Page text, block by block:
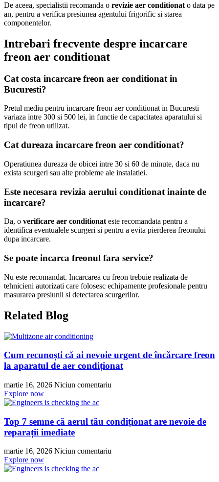
De aceea, specialistii recomanda o revizie aer conditionat o data pe
an, pentru a verifica presiunea agentului frigorific si starea
componentelor.
Intrebari frecvente despre incarcare
freon aer conditionat
Cat costa incarcare freon aer conditionat in
Bucuresti?
Pretul mediu pentru incarcare freon aer conditionat in Bucuresti
variaza intre 300 si 500 lei, in functie de capacitatea aparatului si
tipul de freon utilizat.
Cat dureaza incarcare freon aer conditionat?
Operatiunea dureaza de obicei intre 30 si 60 de minute, daca nu
exista scurgeri sau alte probleme ale instalatiei.
Este necesara revizia aerului conditionat inainte de
incarcare?
Da, o verificare aer conditionat este recomandata pentru a
identifica eventualele scurgeri si pentru a evita pierderea freonului
dupa incarcare.
Se poate incarca freonul fara service?
Nu este recomandat. Incarcarea cu freon trebuie realizata de
tehnicieni autorizati care folosesc echipamente profesionale pentru
masurarea presiunii si detectarea scurgerilor.
Related Blog
Cum recunoști că ai nevoie urgent de încărcare freon
la aparatul de aer condiționat
martie 16, 2026 Niciun comentariu
Explore now
Top 7 semne că aerul tău condiționat are nevoie de
reparații imediate
martie 16, 2026 Niciun comentariu
Explore now